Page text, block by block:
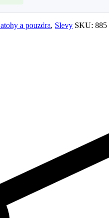
a pouzdra, Slevy SKU:885